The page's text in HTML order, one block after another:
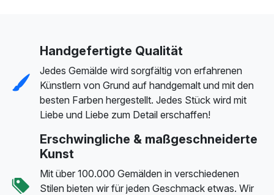
Handgefertigte Qualität
Jedes Gemälde wird sorgfältig von erfahrenen
Künstlern von Grund auf handgemalt und mit den
besten Farben hergestellt. Jedes Stück wird mit
Liebe und Liebe zum Detail erschaffen!
Erschwingliche & maßgeschneiderte
Kunst
Mit über 100.000 Gemälden in verschiedenen
Stilen bieten wir für jeden Geschmack etwas. Wir